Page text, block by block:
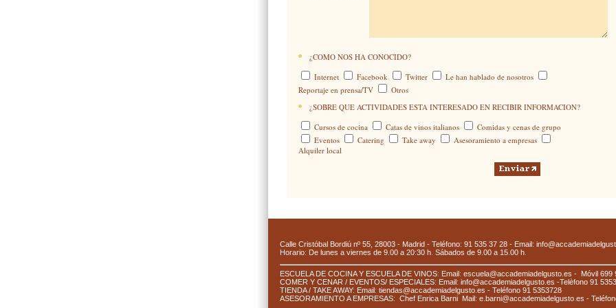
¿COMO NOS HA CONOCIDO?
Internet
Facebook Twitter
Le han hablado de nosotros
Reportaje en prensa/TV
Otros
¿SOBRE QUE ACTIVIDADES ESTA INTERESADO EN RECIBIR INFORMACION?
Cursos de cocina
Catas de vinos italianos
Comidas y cenas de grupo
Eventos
Catering Take away
Asesoramiento a empresas
Alquiler local
Calle Cristóbal Bordiú nº 55, 28003 - Madrid - Teléfono: 91 535 37 28 - Email:
Horario: De lunes a viernes de 9.00 a 20:30 h. Sábados de 9.00 a 15.00 h.
ESCUELA DE COCINA Y ESCUELA DE VINOS: Email: escuela@accademiadelgusto.es - Móvil 699
COMER Y CENAR / EVENTOS/ ESPECIALES: Email: info@accademiadelgusto.es -Telèfono 91
TIENDA / TAKE AWAY: Email: tiendas@accademiadelgusto.es - Teléfono 91 5353728
ASESORAMIENTO A EMPRESAS: Chef Enrica Barni Mail: e.barni@accademiadelgusto.es -